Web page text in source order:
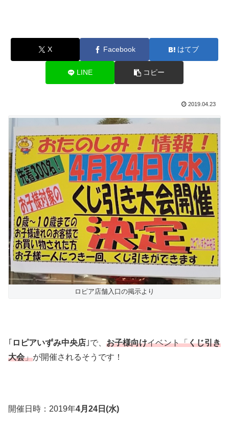
X Facebook はてブ
LINE コピー
2019.04.23
ロピア店舗入口の掲示より
｢ ロピアいずみ中央店 ｣で、 お子様向けイベント「くじ引き
大会」が開催されるそうです！
開催日時：2019年4月24日(水)